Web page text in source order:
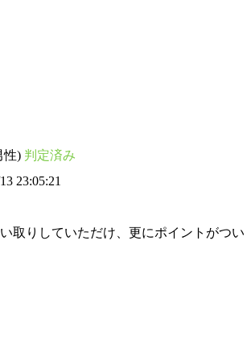
性) 判定済み
23:05:21
取りしていただけ、更にポイントがつい